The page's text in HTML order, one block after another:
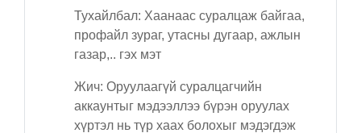
Тухайлбал: Хаанаас суралцаж байгаа,
профайл зураг, утасны дугаар, ажлын
газар,.. гэх мэт
Жич: Оруулаагүй суралцагчийн
аккаунтыг мэдээллээ бүрэн оруулах
хүртэл нь түр хаах болохыг мэдэгдэж